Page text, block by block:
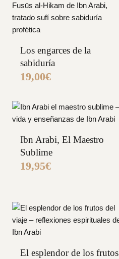
Los engarces de la
sabiduría
19,00€
Ibn Arabi, El Maestro
Sublime
19,95€
El esplendor de los frutos